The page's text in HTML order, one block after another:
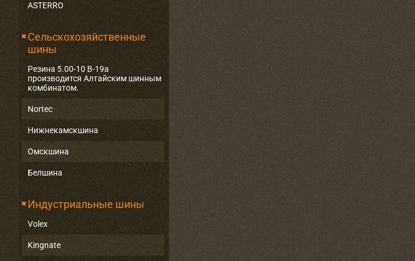
ASTERRO
Сельскохозяйственные
шины
Резина 5.00-10 В-19а
производится Алтайским шинным
комбинатом.
Nortec
Нижнекамскшина
Омскшина
Белшина
Индустриальные шины
Volex
Kingnate